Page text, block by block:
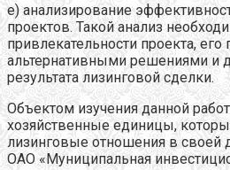
е) анализирование
проектов. Такой анализ
привлекательности проекта,
альтернативными решениями и
результата лизинговой сделки.
Объектом изучения данной
хозяйственные единицы,
лизинговые отношения в своей
ОАО «Муниципальная